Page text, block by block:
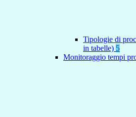
Tipologie di
in tabelle) 5
Monitoraggio tempi